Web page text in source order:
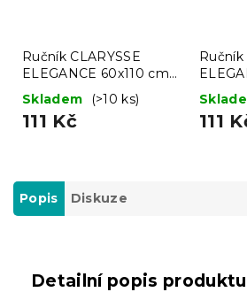
Ručník CLARYSSE
ELEGANCE 60x110 cm
korálový, 100% bavlna
Skladem (>10 ks)
111 Kč
Ručník
111
Popis Diskuze
Detailní popis produktu